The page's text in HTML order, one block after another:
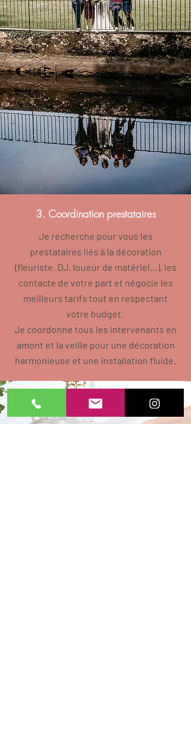
3. Coordination prestataires
Je recherche pour vous les
prestataires liés à la décoration
(fleuriste, DJ, loueur de matériel…), les
contacte de votre part et négocie les
meilleurs tarifs tout en respectant
votre budget.
Je coordonne tous les intervenants en
amont et la veille pour une décoration
harmonieuse et une installation fluide.